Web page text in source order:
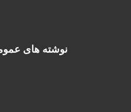
نوشته های